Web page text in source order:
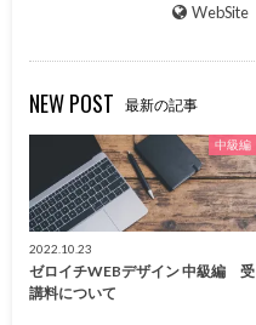
WebSite
NEW POST 最新の記事
中級編
2022.10.23
ゼロイチWEBデザイン 中級編 受
講料について